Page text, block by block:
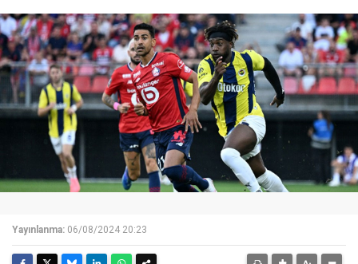
Yayınlanma: 06/08/2024 20:23